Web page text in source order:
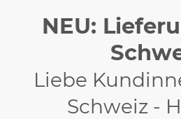
NEU:
Liebe
Schweiz -